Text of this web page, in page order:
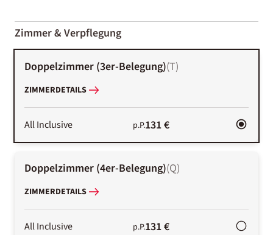
01-02
Zimmer & Verpflegung
Doppelzimmer (3er-Belegung)(T)
ZIMMERDETAILS
All Inclusive p.P.131 €
Doppelzimmer (4er-Belegung)(Q)
ZIMMERDETAILS
All Inclusive p.P.131 €